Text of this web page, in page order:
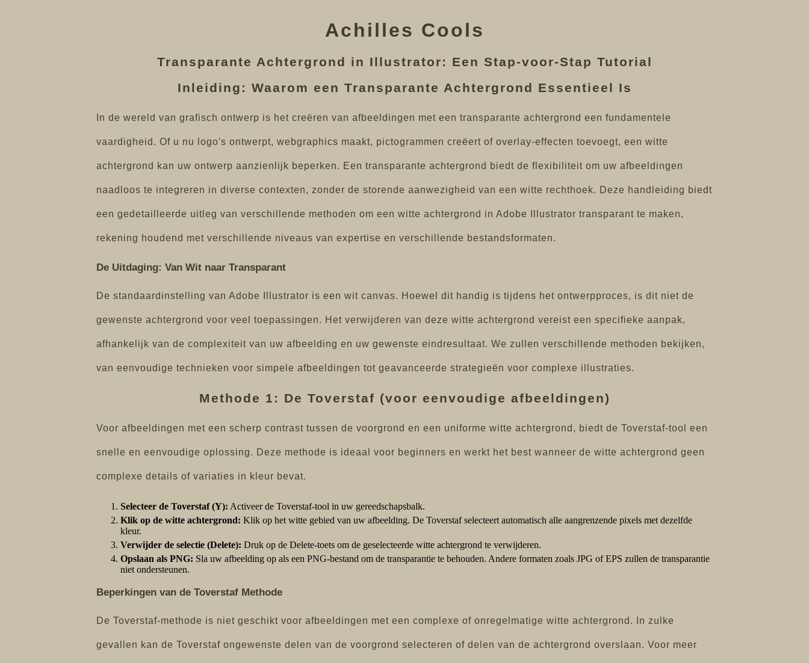
Achilles Cools
Transparante Achtergrond in Illustrator: Een Stap-voor-Stap Tutorial
Inleiding: Waarom een Transparante Achtergrond Essentieel Is
In de wereld van grafisch ontwerp is het creëren van afbeeldingen met een transparante achtergrond een fundamentele
vaardigheid. Of u nu logo's ontwerpt, webgraphics maakt, pictogrammen creëert of overlay-effecten toevoegt, een witte
achtergrond kan uw ontwerp aanzienlijk beperken. Een transparante achtergrond biedt de flexibiliteit om uw afbeeldingen
naadloos te integreren in diverse contexten, zonder de storende aanwezigheid van een witte rechthoek. Deze handleiding biedt
een gedetailleerde uitleg van verschillende methoden om een witte achtergrond in Adobe Illustrator transparant te maken,
rekening houdend met verschillende niveaus van expertise en verschillende bestandsformaten.
De Uitdaging: Van Wit naar Transparant
De standaardinstelling van Adobe Illustrator is een wit canvas. Hoewel dit handig is tijdens het ontwerpproces, is dit niet de
gewenste achtergrond voor veel toepassingen. Het verwijderen van deze witte achtergrond vereist een specifieke aanpak,
afhankelijk van de complexiteit van uw afbeelding en uw gewenste eindresultaat. We zullen verschillende methoden bekijken,
van eenvoudige technieken voor simpele afbeeldingen tot geavanceerde strategieën voor complexe illustraties.
Methode 1: De Toverstaf (voor eenvoudige afbeeldingen)
Voor afbeeldingen met een scherp contrast tussen de voorgrond en een uniforme witte achtergrond, biedt de Toverstaf-tool een
snelle en eenvoudige oplossing. Deze methode is ideaal voor beginners en werkt het best wanneer de witte achtergrond geen
complexe details of variaties in kleur bevat.
Selecteer de Toverstaf (Y): Activeer de Toverstaf-tool in uw gereedschapsbalk.
Klik op de witte achtergrond: Klik op het witte gebied van uw afbeelding. De Toverstaf selecteert automatisch alle aangrenzende pixels met dezelfde
kleur.
Verwijder de selectie (Delete): Druk op de Delete-toets om de geselecteerde witte achtergrond te verwijderen.
Opslaan als PNG: Sla uw afbeelding op als een PNG-bestand om de transparantie te behouden. Andere formaten zoals JPG of EPS zullen de transparantie
niet ondersteunen.
Beperkingen van de Toverstaf Methode
De Toverstaf-methode is niet geschikt voor afbeeldingen met een complexe of onregelmatige witte achtergrond. In zulke
gevallen kan de Toverstaf ongewenste delen van de voorgrond selecteren of delen van de achtergrond overslaan. Voor meer